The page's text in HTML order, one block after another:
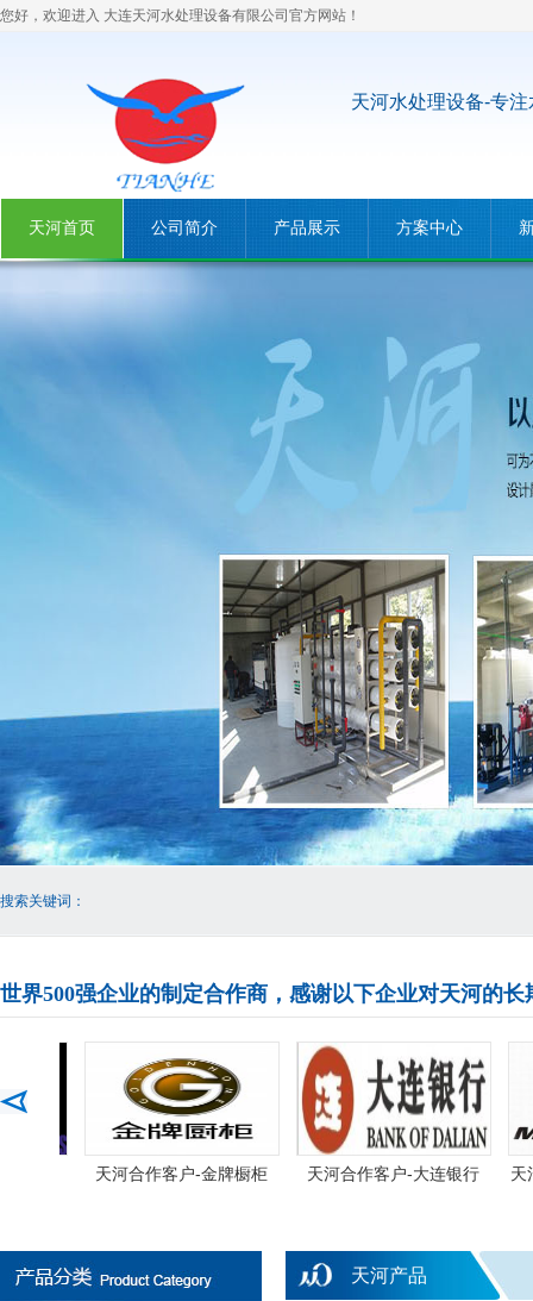
您好，欢迎进入 大连天河水处理设备有限公司 官方网站！
天河水处理设备-专
天河首页 公司简介 产品展示 方案中心
搜索关键词：
世界500强企业的制定合作商，感谢以下企业对天河的长
天河合作客户-金牌橱柜 天河合作客户-大连银行 天
天河产品